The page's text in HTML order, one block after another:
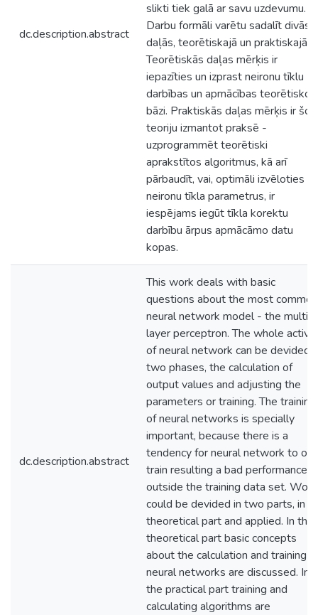
dc.description.abstract
slikti tiek galā ar savu uzdevumu.
Darbu formāli varētu sadalīt divās
daļās, teorētiskajā un praktiskajā.
Teorētiskās daļas mērķis ir
iepazīties un izprast neironu tīklu
darbības un apmācības teorētisko
bāzi. Praktiskās daļas mērķis ir šo
teoriju izmantot praksē -
uzprogrammēt teorētiski
aprakstītos algoritmus, kā arī
pārbaudīt, vai, optimāli izvēloties
neironu tīkla parametrus, ir
iespējams iegūt tīkla korektu
darbību ārpus apmācāmo datu
kopas.
dc.description.abstract
This work deals with basic
questions about the most common
neural network model - the multi
layer perceptron. The whole
of neural network can be devided
two phases, the calculation of
output values and adjusting the
parameters or training. The training
of neural networks is specially
important, because there is a
tendency for neural network to
train resulting a bad performance
outside the training data set. Work
could be devided in two parts, in
theoretical part and applied. In the
theoretical part basic concepts
about the calculation and training
neural networks are discussed. In
the practical part training and
calculating algorithms are